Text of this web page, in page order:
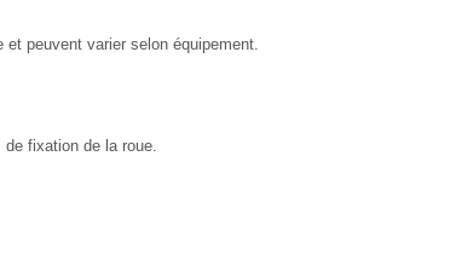
peuvent varier selon équipement.
fixation de la roue.